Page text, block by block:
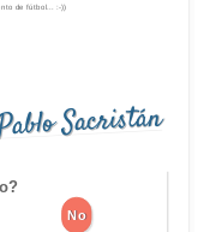
de fútbol... :-))
Sacristán
No